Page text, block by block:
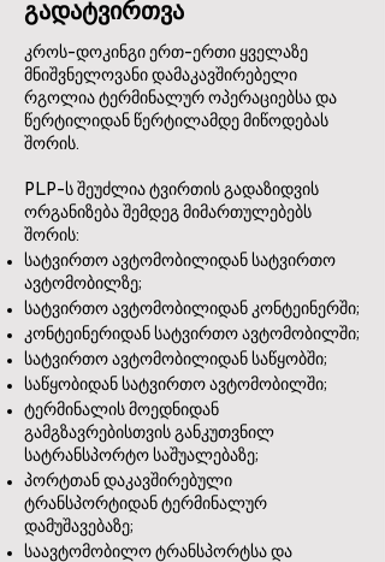
გადატვირთვა
კროს-დოკინგი ერთ-ერთი ყველაზე
მნიშვნელოვანი დამაკავშირებელი
რგოლია ტერმინალურ ოპერაციებსა და
წერტილიდან წერტილამდე მიწოდებას
შორის.
PLP-ს შეუძლია ტვირთის გადაზიდვის
ორგანიზება შემდეგ მიმართულებებს
შორის:
სატვირთო ავტომობილიდან სატვირთო
ავტომობილზე;
სატვირთო ავტომობილიდან კონტეინერში;
კონტეინერიდან სატვირთო ავტომობილში;
სატვირთო ავტომობილიდან საწყობში;
საწყობიდან სატვირთო ავტომობილში;
ტერმინალის მოედნიდან
გამგზავრებისთვის განკუთვნილ
სატრანსპორტო საშუალებაზე;
პორტთან დაკავშირებული
ტრანსპორტიდან ტერმინალურ
დამუშავებაზე;
საავტომობილო ტრანსპორტსა და